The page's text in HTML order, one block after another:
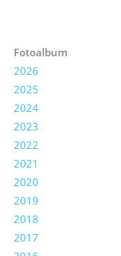
Fotoalbum
2026
2025
2024
2023
2022
2021
2020
2019
2018
2017